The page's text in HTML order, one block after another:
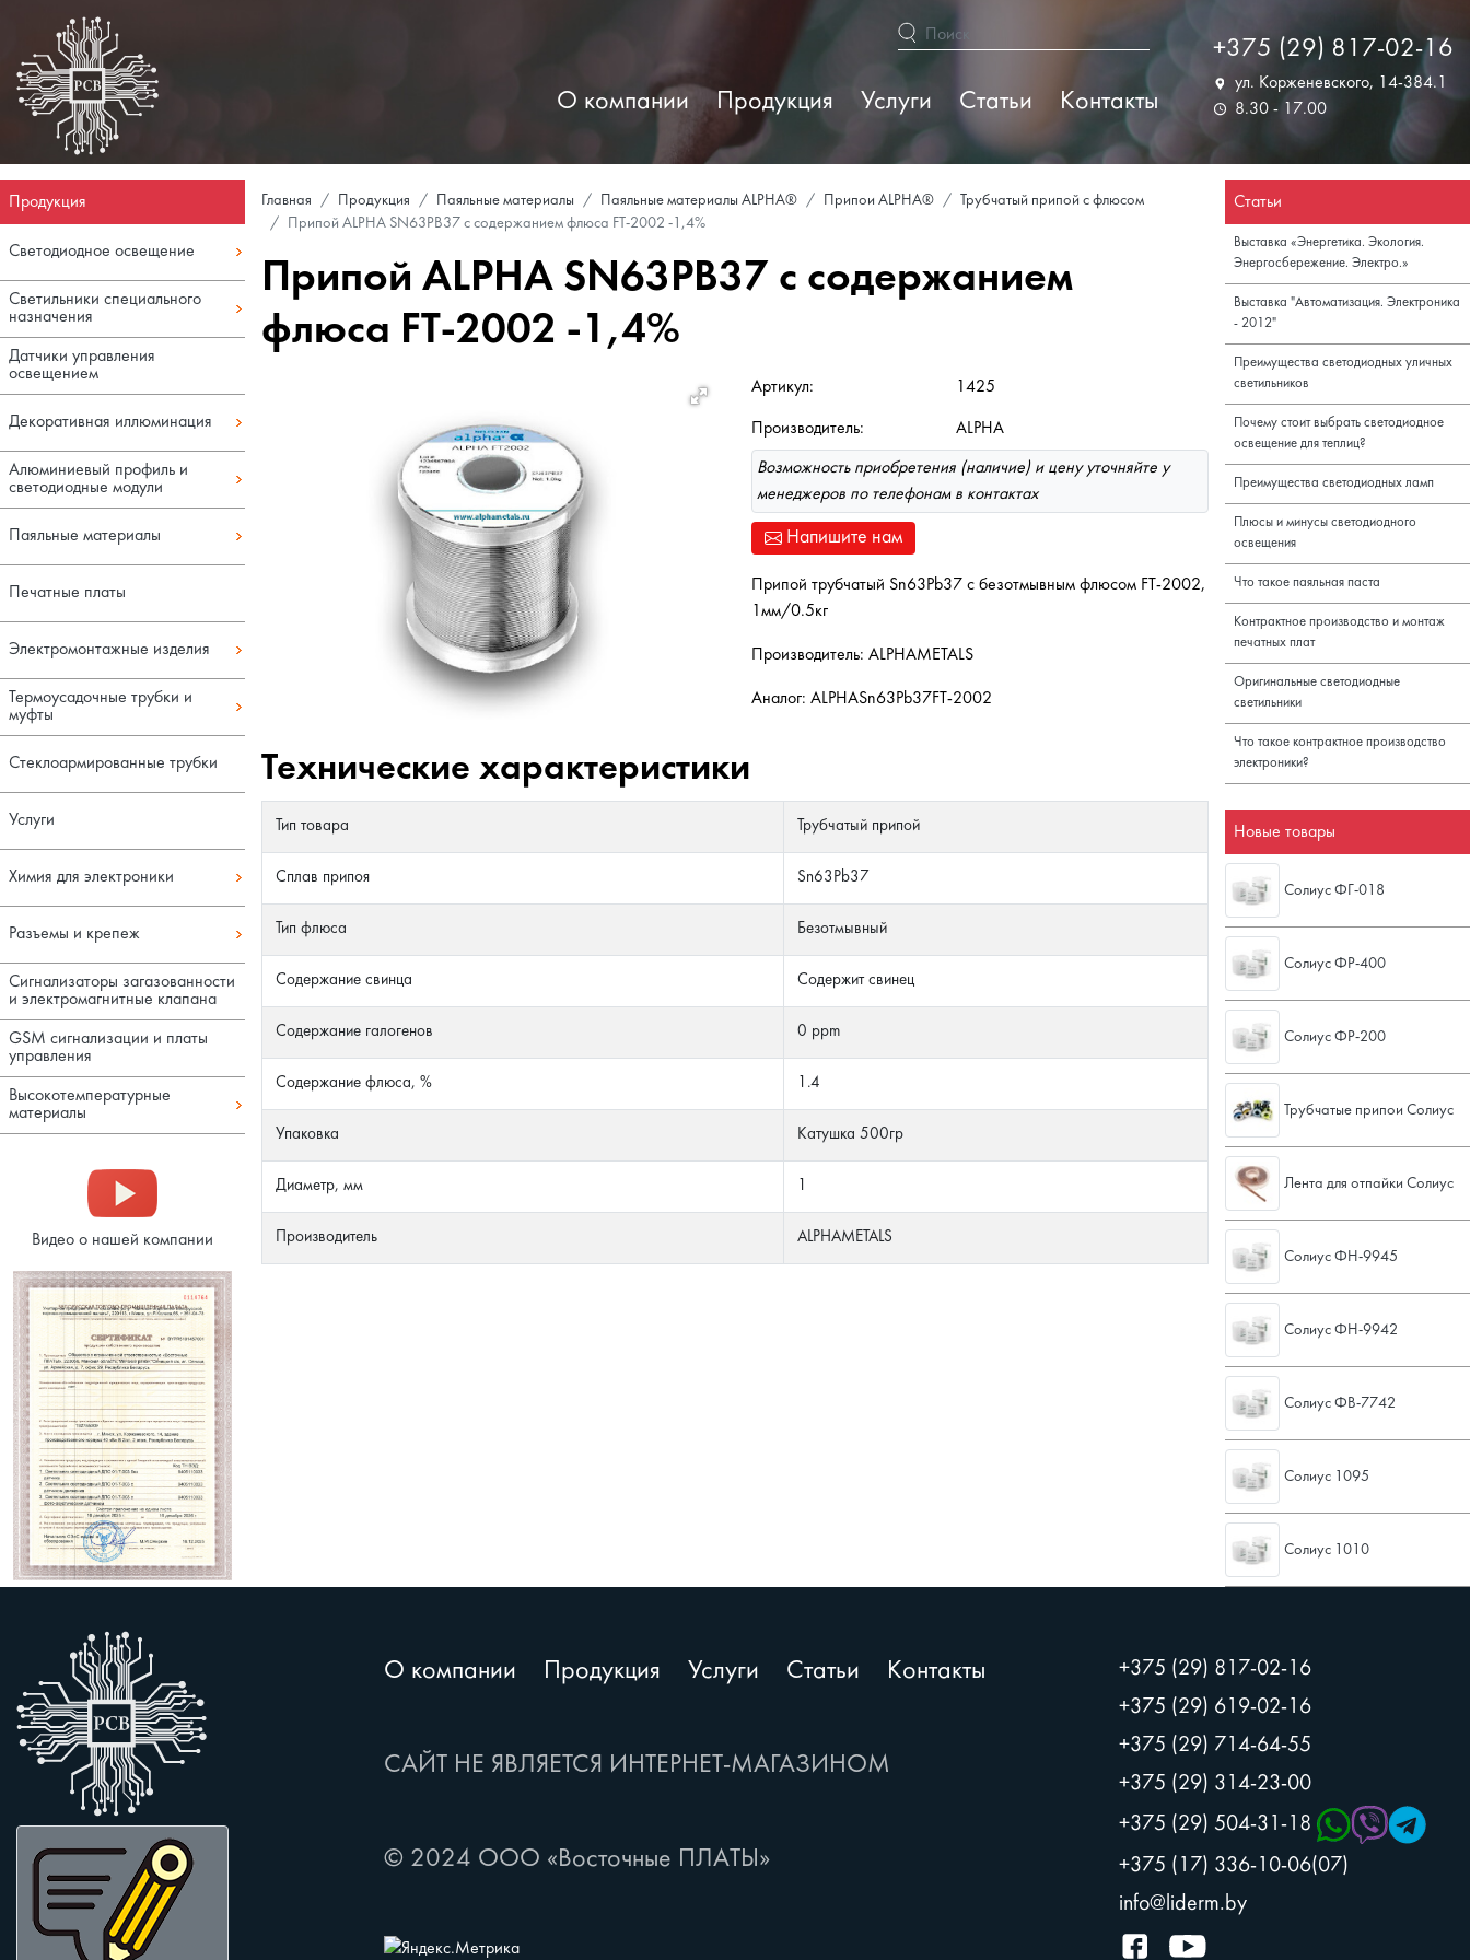
+375 (29) 817-02-16
ул. Корженевского, 14-384.1
8.30 - 17.00
О компании Продукция Услуги Статьи Контакты
Продукция
Светодиодное освещение
Светильники специального
назначения
Датчики управления
освещением
Декоративная иллюминация
Алюминиевый профиль и
светодиодные модули
Паяльные материалы
Печатные платы
Электромонтажные изделия
Термоусадочные трубки и
муфты
Стеклоармированные трубки
Услуги
Химия для электроники
Разъемы и крепеж
Сигнализаторы загазованности
и электромагнитные клапана
GSM сигнализации и платы
управления
Высокотемпературные
материалы
Видео о нашей компании
Главная Продукция Паяльные материалы Паяльные материалы ALPHA® Припои ALPHA®
Трубчатый припой с флюсом
Припой ALPHA SN63PB37 с содержанием флюса FT-2002 -1,4%
Припой ALPHA SN63PB37 с содержанием
флюса FT-2002 -1,4%
Артикул: 1425
Производитель: ALPHA
Возможность приобретения (наличие) и цену уточняйте у
менеджеров по телефонам в контактах
Напишите нам
Припой трубчатый Sn63Pb37 с безотмывным флюсом FT-2002,
1мм/0.5кг
Производитель: ALPHAMETALS
Аналог: ALPHASn63Pb37FT-2002
Технические характеристики
Тип товара Трубчатый припой
Сплав припоя Sn63Pb37
Тип флюса Безотмывный
Содержание свинца Содержит свинец
Содержание галогенов 0 ppm
Содержание флюса, % 1.4
Упаковка Катушка 500гр
Диаметр, мм 1
Производитель ALPHAMETALS
Статьи
Выставка «Энергетика. Экология.
Энергосбережение. Электро.»
Выставка "Автоматизация. Электроника
- 2012"
Преимущества светодиодных уличных
светильников
Почему стоит выбрать светодиодное
освещение для теплиц?
Преимущества светодиодных ламп
Плюсы и минусы светодиодного
освещения
Что такое паяльная паста
Контрактное производство и монтаж
печатных плат
Оригинальные светодиодные
светильники
Что такое контрактное производство
электроники?
Новые товары
Солиус ФГ-018
Солиус ФР-400
Солиус ФР-200
Трубчатые припои Солиус
Лента для отпайки Солиус
Солиус ФН-9945
Солиус ФН-9942
Солиус ФВ-7742
Солиус 1095
Солиус 1010
О компании Продукция Услуги Статьи Контакты
САЙТ НЕ ЯВЛЯЕТСЯ ИНТЕРНЕТ-МАГАЗИНОМ
© 2024 ООО «Восточные ПЛАТЫ»
+375 (29) 817-02-16
+375 (29) 619-02-16
+375 (29) 714-64-55
+375 (29) 314-23-00
+375 (29) 504-31-18
+375 (17) 336-10-06(07)
info@liderm.by